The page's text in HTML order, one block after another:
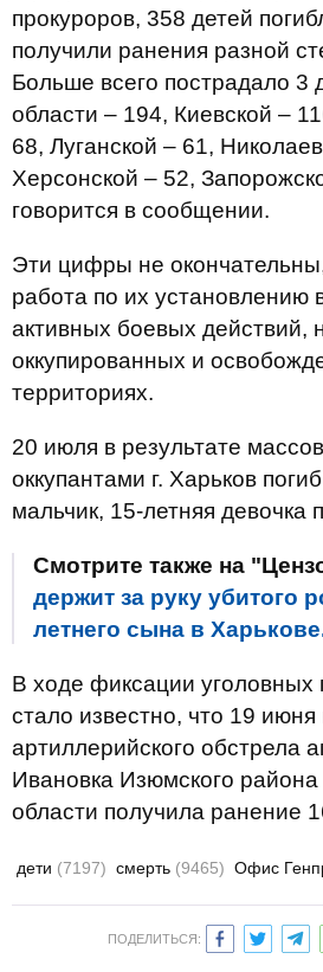
прокуроров, 358 детей
получили ранения разной
Больше всего пострадало 3
области – 194, Киевской –
68, Луганской – 61,
Херсонской – 52,
говорится в сообщении.
Эти цифры не
работа по их установлению
активных боевых действий,
оккупированных и
территориях.
20 июля в результате
оккупантами г. Харьков
мальчик, 15-летняя девочка
Смотрите также на
держит за руку убитого
летнего сына в
В ходе фиксации
стало известно, что 19 июня
артиллерийского обстрела
Ивановка Изюмского района
области получила ранение
дети (7197) смерть (9465) Офис
ПОДЕЛИТЬСЯ: